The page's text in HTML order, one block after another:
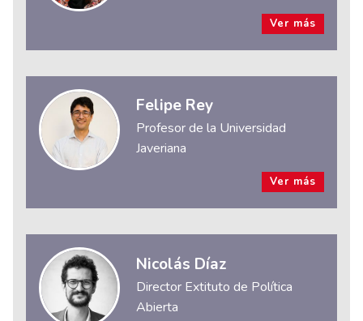
Ver más
Felipe Rey
Profesor de la Universidad
Javeriana
Ver más
Nicolás Díaz
Director Extituto de Política
Abierta